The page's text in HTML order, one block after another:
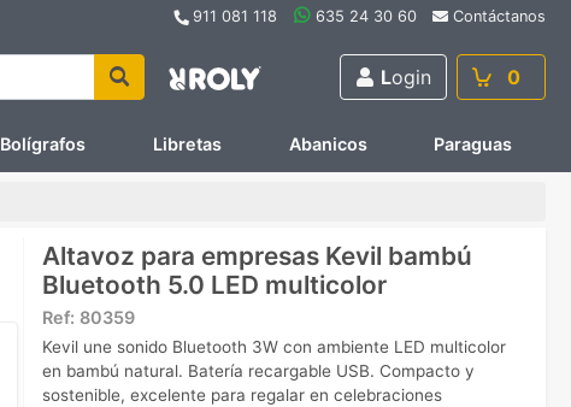
911 081 118 635 24 30 60 Contáctanos
Login 0
Bolígrafos Libretas Abanicos Paraguas
Altavoz para empresas Kevil bambú
Bluetooth 5.0 LED multicolor
Ref: 80359
Kevil une sonido Bluetooth 3W con ambiente LED multicolor
en bambú natural. Batería recargable USB. Compacto y
sostenible, excelente para regalar en celebraciones